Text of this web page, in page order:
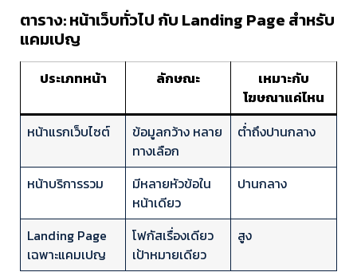
ตาราง: หน้าเว็บทั่วไป กับ Landing Page สำหรับ
แคมเปญ
ประเภทหน้า ลักษณะ
เหมาะกับ
โฆษณาแค่ไหน
หน้าแรกเว็บไซต์
ข้อมูลกว้าง หลาย
ทางเลือก
ต่ำถึงปานกลาง
หน้าบริการรวม
มีหลายหัวข้อใน
หน้าเดียว
ปานกลาง
Landing Page
เฉพาะแคมเปญ
โฟกัสเรื่องเดียว
เป้าหมายเดียว
สูง